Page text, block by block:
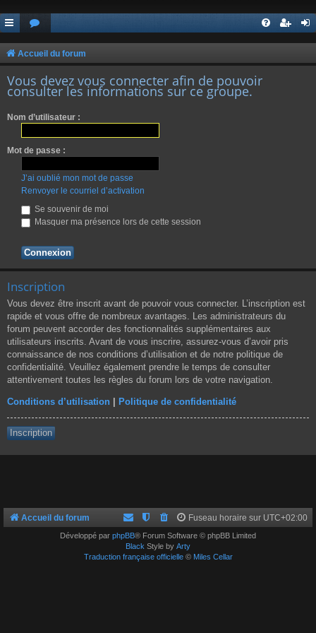
Accueil du forum
Vous devez vous connecter afin de pouvoir
consulter les informations sur ce groupe.
Nom d’utilisateur :
Mot de passe :
J’ai oublié mon mot de passe
Renvoyer le courriel d’activation
Se souvenir de moi
Masquer ma présence lors de cette session
Inscription
Vous devez être inscrit avant de pouvoir vous connecter. L’inscription est
rapide et vous offre de nombreux avantages. Les administrateurs du
forum peuvent accorder des fonctionnalités supplémentaires aux
utilisateurs inscrits. Avant de vous inscrire, assurez-vous d’avoir pris
connaissance de nos conditions d’utilisation et de notre politique de
confidentialité. Veuillez également prendre le temps de consulter
attentivement toutes les règles du forum lors de votre navigation.
Conditions d’utilisation Politique de confidentialité
Inscription
Accueil du forum Fuseau horaire sur UTC+02:00
Développé par phpBB® Forum Software © phpBB Limited
Black Style by Arty
Traduction française officielle© Miles Cellar